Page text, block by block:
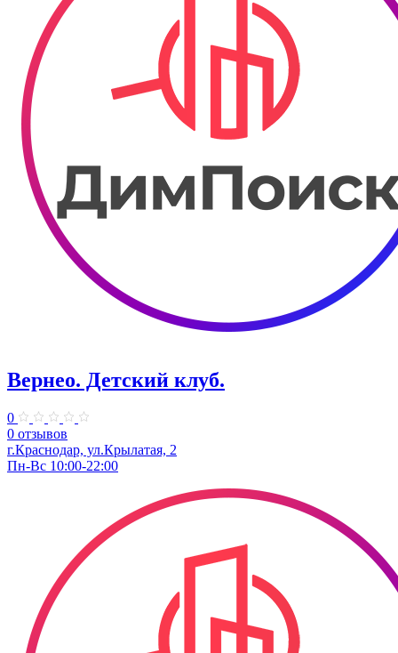
Вернео. Детский клуб.
0
0 отзывов
г.Краснодар, ул.Крылатая, 2
Пн-Вс 10:00-22:00